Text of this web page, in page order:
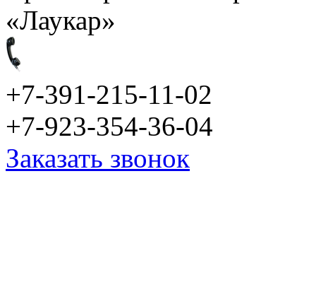
«Лаукар»
+7-391-215-11-02
+7-923-354-36-04
Заказать звонок